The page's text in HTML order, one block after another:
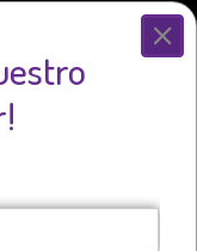
DEL